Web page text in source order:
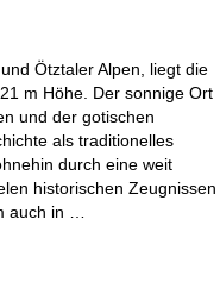
Ötztaler Alpen, liegt die
m Höhe. Der sonnige Ort
und der gotischen
als traditionelles
durch eine weit
historischen Zeugnissen
auch in …